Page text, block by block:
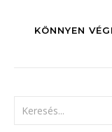
KÖNNYEN